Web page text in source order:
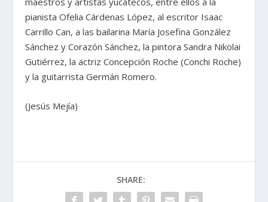
pianista Ofelia Cárdenas López, al escritor Isaac
Carrillo Can, a las bailarina María Josefina González
Sánchez y Corazón Sánchez, la pintora Sandra Nikolai
Gutiérrez, la actriz Concepción Roche (Conchi Roche)
y la guitarrista Germán Romero.
(Jesús Mejía)
SHARE: